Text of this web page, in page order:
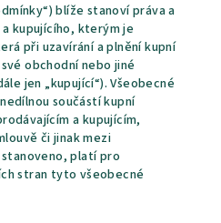
blíže stanoví práva a
kupujícího, kterým je
při uzavírání a plnění kupní
obchodní nebo jiné
jen „kupující“). Všeobecné
součástí kupní
a kupujícím,
či jinak mezi
platí pro
stran tyto všeobecné